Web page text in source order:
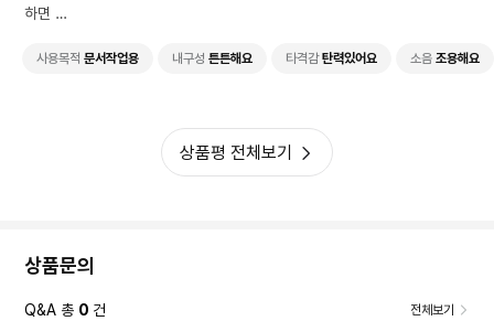
하면
처음으로 기계식 키보드 도전하는거라 근처의 대형서점 몇곳에 가서 타건을
첫도전에서 성공한 느낌이라 정말 좋네요
누르는 맛도 있고 소리도 도각도각 아주 좋고 가격도 기계식치고는 비싸지
사용목적 문서작업용 내구성 튼튼해요 타격감 탄력있어요 소음 조용해요
상품평 전체보기
상품문의
Q&A 총 0 건 전체보기